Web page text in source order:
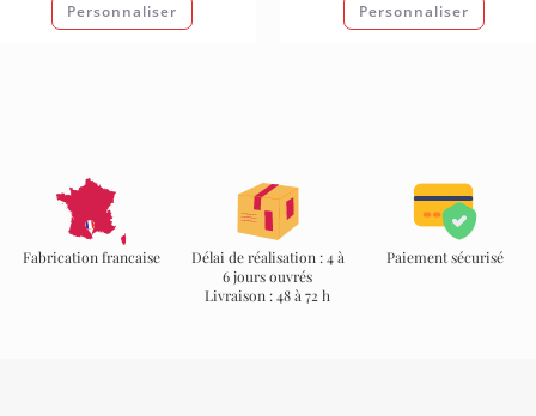
Personnaliser Personnaliser
Fabrication francaise
Délai de réalisation : 4 à
6 jours ouvrés
Livraison : 48 à 72 h
Paiement sécurisé